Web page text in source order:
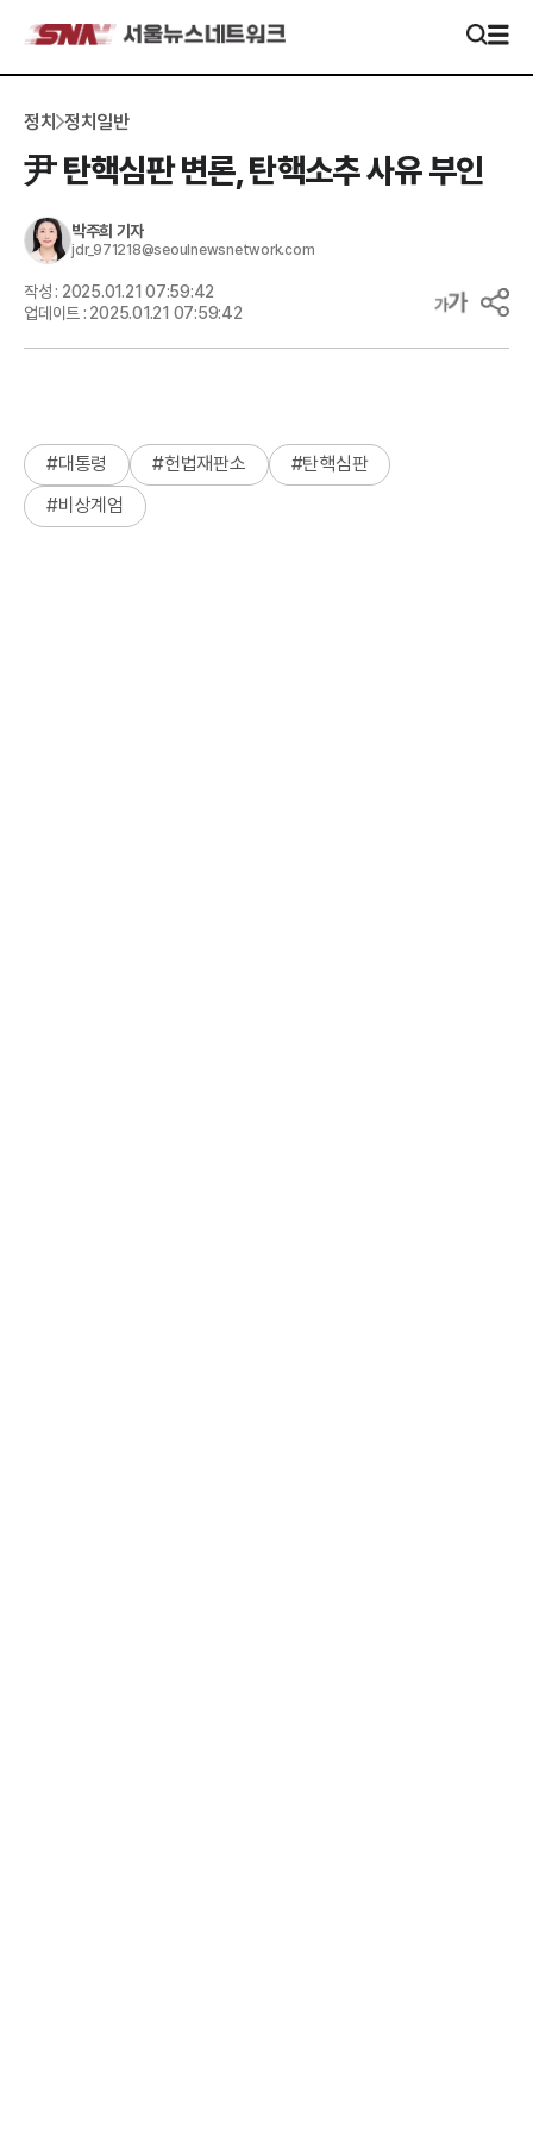
정치 정치일반
尹 탄핵심판 변론, 탄핵소추 사유 부인
박주희 기자
jdr_971218@seoulnewsnetwork.com
작성 : 2025.01.21 07:59:42
업데이트 : 2025.01.21 07:59:42
#대통령 #헌법재판소 #탄핵심판
#비상계엄